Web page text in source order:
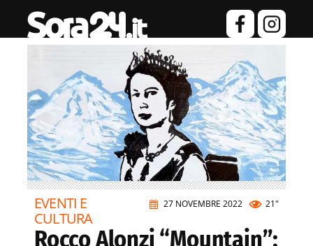
27 NOVEMBRE 2022 21"
EVENTI E
CULTURA
Rocco Alonzi “Mountain”: